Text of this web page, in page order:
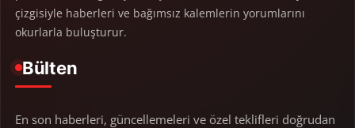
çizgisiyle haberleri ve bağımsız kalemlerin yorumlarını
okurlarla buluşturur.
Bülten
En son haberleri, güncellemeleri ve özel teklifleri doğrudan